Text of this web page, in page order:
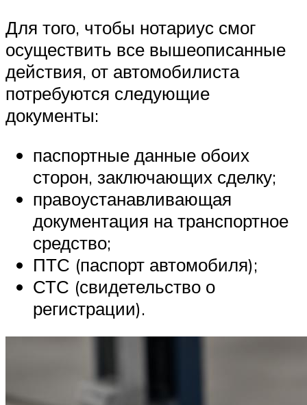
Для того, чтобы нотариус смог
осуществить все вышеописанные
действия, от автомобилиста
потребуются следующие
документы:
паспортные данные обоих
сторон, заключающих сделку;
правоустанавливающая
документация на транспортное
средство;
ПТС (паспорт автомобиля);
СТС (свидетельство о
регистрации).